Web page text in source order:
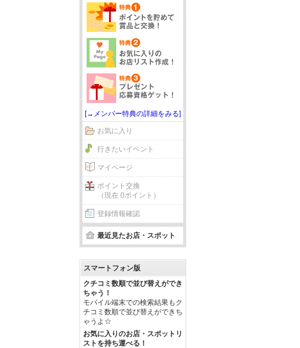
[→メンバー特典の詳細をみる]
お気に入り
行きたいイベント
マイページ
ポイント交換
（現在 0ポイント）
登録情報確認
最近見たお店・スポット
スマートフォン版
クチコミ数順で並び替えができ
ちゃう！
モバイル端末での検索結果もク
チコミ数順で並び替えができち
ゃうよ☆
お気に入りのお店・スポットリ
ストを持ち運べる！